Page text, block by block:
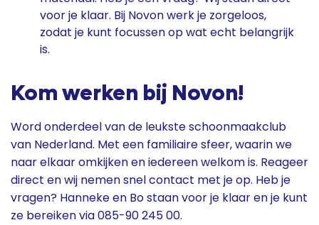
voor je klaar. Bij Novon werk je zorgeloos,
zodat je kunt focussen op wat echt belangrijk
is.
Kom werken bij Novon!
Word onderdeel van de leukste schoonmaakclub
van Nederland. Met een familiaire sfeer, waarin we
naar elkaar omkijken en iedereen welkom is. Reageer
direct en wij nemen snel contact met je op. Heb je
vragen? Hanneke en Bo staan voor je klaar en je kunt
ze bereiken via 085-90 245 00.